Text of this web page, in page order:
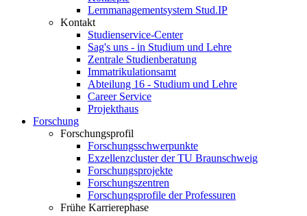
Lernmanagementsystem Stud.IP
Kontakt
Studienservice-Center
Sag's uns - in Studium und Lehre
Zentrale Studienberatung
Immatrikulationsamt
Abteilung 16 - Studium und Lehre
Career Service
Projekthaus
Forschung
Forschungsprofil
Forschungsschwerpunkte
Exzellenzcluster der TU Braunschweig
Forschungsprojekte
Forschungszentren
Forschungsprofile der Professuren
Frühe Karrierephase